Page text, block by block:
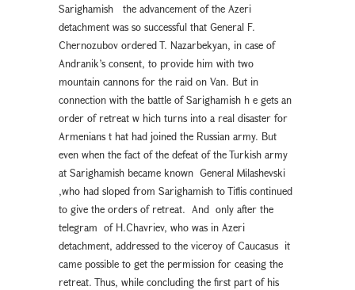
Sarighamish the advancement of the Azeri
detachment was so successful that General F.
Chernozubov ordered T. Nazarbekyan, in case of
Andranik’s consent, to provide him with two
mountain cannons for the raid on Van. But in
connection with the battle of Sarighamish h e gets an
order of retreat w hich turns into a real disaster for
Armenians t hat had joined the Russian army. But
even when the fact of the defeat of the Turkish army
at Sarighamish became known General Milashevski
,who had sloped from Sarighamish to Tiflis continued
to give the orders of retreat. And only after the
telegram of H.Chavriev, who was in Azeri
detachment, addressed to the viceroy of Caucasus it
came possible to get the permission for ceasing the
retreat. Thus, while concluding the first part of his